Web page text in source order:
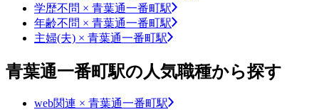
学歴不問 × 青葉通一番町駅
年齢不問 × 青葉通一番町駅
主婦(夫) × 青葉通一番町駅
青葉通一番町駅の人気職種から探す
web関連 × 青葉通一番町駅